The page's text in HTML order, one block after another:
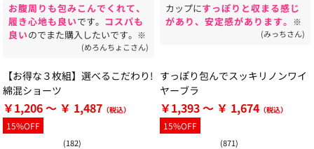
お腹周りも包みこんでくれて、
履き心地も良いです。 コスパも
良いのでまた購入したいです。 ※
(めろんちょこさん)
【お得な３枚組】選べるこだわり!
綿混ショーツ
￥1,206 ～ ￥ 1,487
15%OFF
(182)
カップにすっぽりと収まる感じ
があり、安定感があります。 ※
(みっちさん)
すっぽり包んでスッキリノンワイ
ヤーブラ
￥1,393 ～ ￥ 1,674
15%OFF
(871)